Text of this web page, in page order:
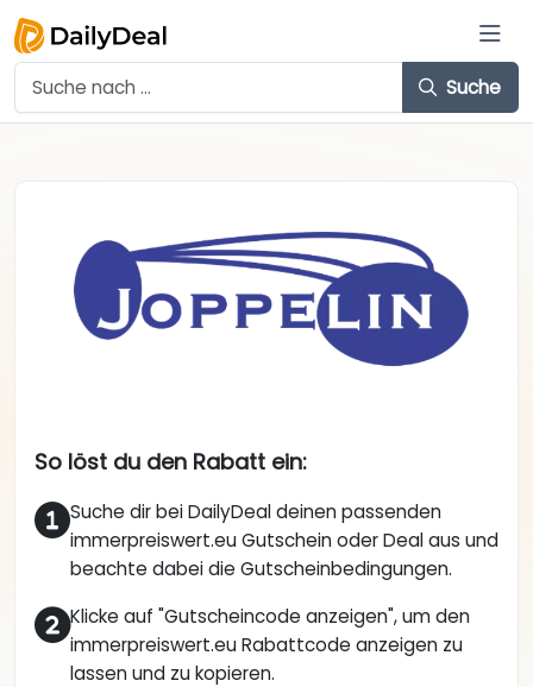
Suche
So löst du den Rabatt ein:
Suche dir bei DailyDeal deinen passenden
immerpreiswert.eu Gutschein oder Deal aus und
beachte dabei die Gutscheinbedingungen.
Klicke auf "Gutscheincode anzeigen", um den
immerpreiswert.eu Rabattcode anzeigen zu
lassen und zu kopieren.